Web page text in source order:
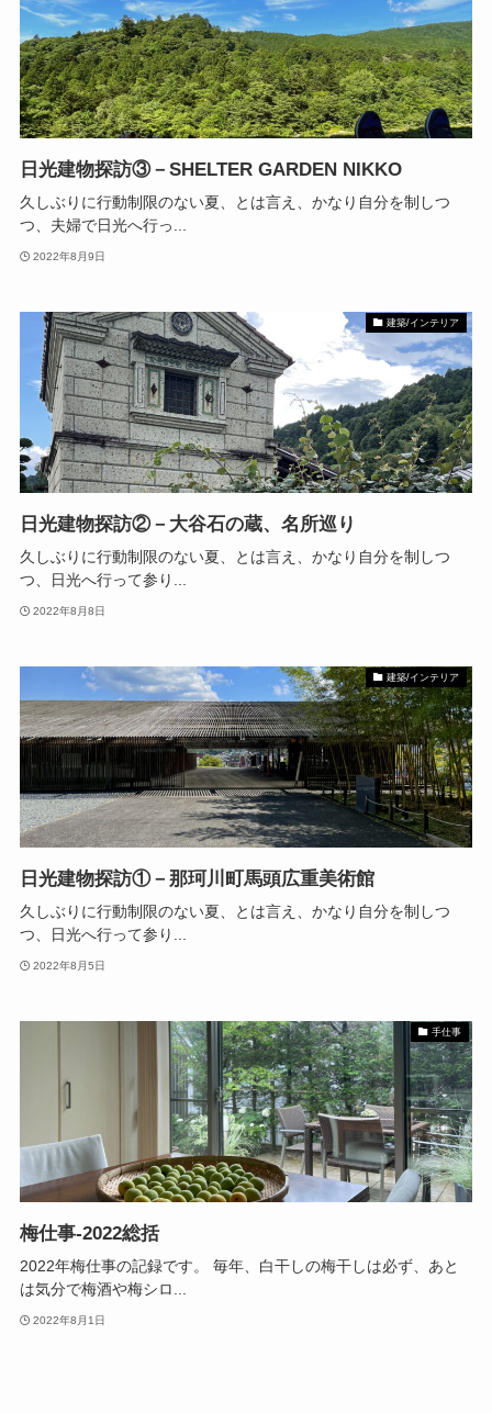
日光建物探訪③－SHELTER GARDEN NIKKO
久しぶりに行動制限のない夏、とは言え、かなり自分を制しつ
つ、夫婦で日光へ行っ...
2022年8月9日
建築/インテリア
日光建物探訪②－大谷石の蔵、名所巡り
久しぶりに行動制限のない夏、とは言え、かなり自分を制しつ
つ、日光へ行って参り...
2022年8月8日
建築/インテリア
日光建物探訪①－那珂川町馬頭広重美術館
久しぶりに行動制限のない夏、とは言え、かなり自分を制しつ
つ、日光へ行って参り...
2022年8月5日
手仕事
梅仕事-2022総括
2022年梅仕事の記録です。 毎年、白干しの梅干しは必ず、あと
は気分で梅酒や梅シロ...
2022年8月1日